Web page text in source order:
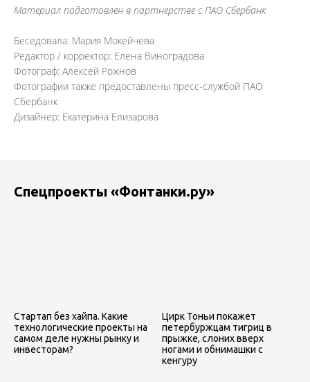
Материал подготовлен в партнерстве с ПАО Сбербанк
Беседовала: Мария Мокейчева
Редактор / корректор: Елена Виноградова
Фотограф: Алексей Рожнов
Фотографии также предоставлены пресс-службой ПАО
Сбербанк
Дизайнер: Екатерина Елизарова
Спецпроекты «Фонтанки.ру»
Стартап без хайпа. Какие
технологические проекты на
самом деле нужны рынку и
инвесторам?
Цирк Тоньи покажет
петербуржцам тигриц в
прыжке, слоних вверх
ногами и обнимашки с
кенгуру